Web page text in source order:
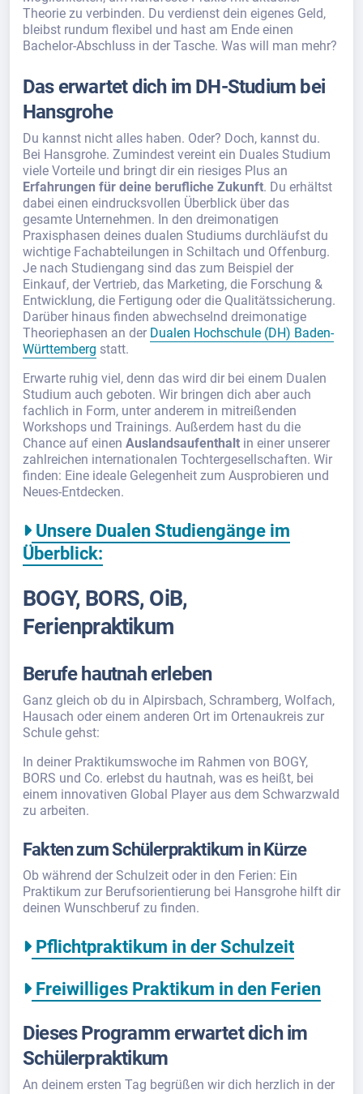
Theorie zu verbinden. Du verdienst dein eigenes Geld,
bleibst rundum flexibel und hast am Ende einen
Bachelor-Abschluss in der Tasche. Was will man mehr?
Das erwartet dich im DH-Studium bei
Hansgrohe
Du kannst nicht alles haben. Oder? Doch, kannst du.
Bei Hansgrohe. Zumindest vereint ein Duales Studium
viele Vorteile und bringt dir ein riesiges Plus an
Erfahrungen für deine berufliche Zukunft. Du erhältst
dabei einen eindrucksvollen Überblick über das
gesamte Unternehmen. In den dreimonatigen
Praxisphasen deines dualen Studiums durchläufst du
wichtige Fachabteilungen in Schiltach und Offenburg.
Je nach Studiengang sind das zum Beispiel der
Einkauf, der Vertrieb, das Marketing, die Forschung &
Entwicklung, die Fertigung oder die Qualitätssicherung.
Darüber hinaus finden abwechselnd dreimonatige
Theoriephasen an der Dualen Hochschule (DH) Baden-
Württemberg statt.
Erwarte ruhig viel, denn das wird dir bei einem Dualen
Studium auch geboten. Wir bringen dich aber auch
fachlich in Form, unter anderem in mitreißenden
Workshops und Trainings. Außerdem hast du die
Chance auf einen Auslandsaufenthalt in einer unserer
zahlreichen internationalen Tochtergesellschaften. Wir
finden: Eine ideale Gelegenheit zum Ausprobieren und
Neues-Entdecken.
Unsere Dualen Studiengänge im
Überblick:
BOGY, BORS, OiB,
Ferienpraktikum
Berufe hautnah erleben
Ganz gleich ob du in Alpirsbach, Schramberg, Wolfach,
Hausach oder einem anderen Ort im Ortenaukreis zur
Schule gehst:
In deiner Praktikumswoche im Rahmen von BOGY,
BORS und Co. erlebst du hautnah, was es heißt, bei
einem innovativen Global Player aus dem Schwarzwald
zu arbeiten.
Fakten zum Schülerpraktikum in Kürze
Ob während der Schulzeit oder in den Ferien: Ein
Praktikum zur Berufsorientierung bei Hansgrohe hilft dir
deinen Wunschberuf zu finden.
Pflichtpraktikum in der Schulzeit
Freiwilliges Praktikum in den Ferien
Dieses Programm erwartet dich im
Schülerpraktikum
An deinem ersten Tag begrüßen wir dich herzlich in der